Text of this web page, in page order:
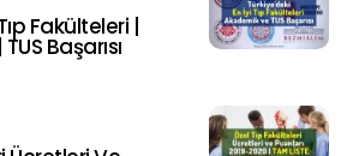
Fakülteleri |
Başarısı